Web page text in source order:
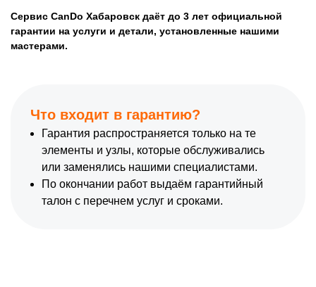
Сервис CanDo Хабаровск даёт до 3 лет официальной
гарантии на услуги и детали, установленные нашими
мастерами.
Что входит в гарантию?
Гарантия распространяется только на те
элементы и узлы, которые обслуживались
или заменялись нашими специалистами.
По окончании работ выдаём гарантийный
талон с перечнем услуг и сроками.